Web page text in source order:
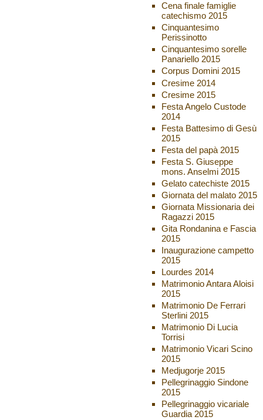
Cena finale famiglie
catechismo 2015
Cinquantesimo
Perissinotto
Cinquantesimo sorelle
Panariello 2015
Corpus Domini 2015
Cresime 2014
Cresime 2015
Festa Angelo Custode
2014
Festa Battesimo di Gesù
2015
Festa del papà 2015
Festa S. Giuseppe
mons. Anselmi 2015
Gelato catechiste 2015
Giornata del malato 2015
Giornata Missionaria dei
Ragazzi 2015
Gita Rondanina e Fascia
2015
Inaugurazione campetto
2015
Lourdes 2014
Matrimonio Antara Aloisi
2015
Matrimonio De Ferrari
Sterlini 2015
Matrimonio Di Lucia
Torrisi
Matrimonio Vicari Scino
2015
Medjugorje 2015
Pellegrinaggio Sindone
2015
Pellegrinaggio vicariale
Guardia 2015